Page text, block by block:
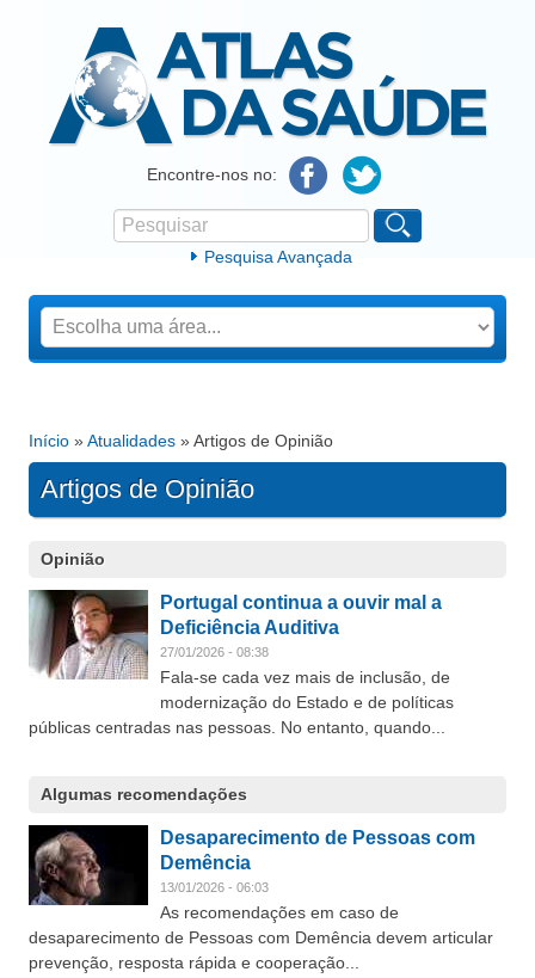
Atlas da SaúdeEncontre-nos no:
Formulário de procura
Pesquisar
Pesquisa Avançada
Está aqui
Início »Atualidades » Artigos de Opinião
Artigos de Opinião
Opinião
Portugal continua a ouvir mal a
Deficiência Auditiva
27/01/2026 - 08:38
Fala-se cada vez mais de inclusão, de
modernização do Estado e de políticas
públicas centradas nas pessoas. No entanto, quando...
Algumas recomendações
Desaparecimento de Pessoas com
Demência
13/01/2026 - 06:03
As recomendações em caso de
desaparecimento de Pessoas com Demência devem articular
prevenção, resposta rápida e cooperação...